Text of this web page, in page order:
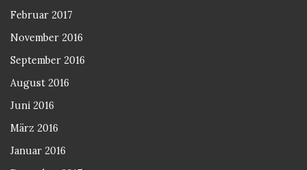
Februar 2017
November 2016
September 2016
August 2016
Juni 2016
März 2016
Januar 2016